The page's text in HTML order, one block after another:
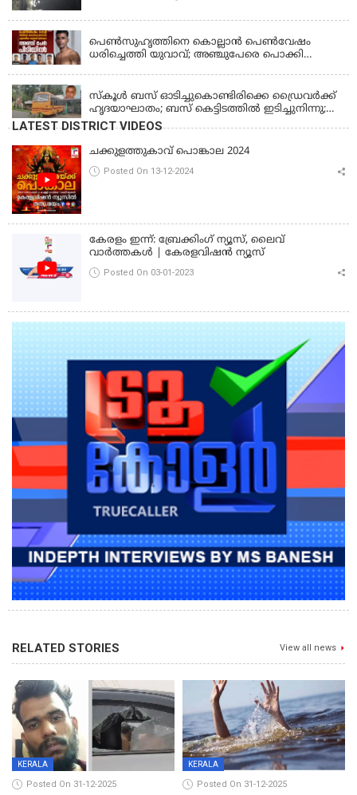
പെണ്‍സുഹൃത്തിനെ കൊല്ലാന്‍ പെണ്‍വേഷം
ധരിച്ചെത്തി യുവാവ്; അഞ്ചുപേരെ പൊക്കി
സ്കൂൾ ബസ് ഓടിച്ചുകൊണ്ടിരിക്കെ ഡ്രൈവർക്ക്
ഹൃദയാഘാതം; ബസ് കെട്ടിടത്തിൽ ഇടിച്ചുനിന്നു;
ഡ്രൈവർ മരിച്ചു, രണ്ട് കുട്ടികൾക്ക് പരിക്ക്
LATEST DISTRICT VIDEOS
ചക്കുളത്തുകാവ് പൊങ്കാല 2024
Posted On 13-12-2024
കേരളം ഇന്ന്: ബ്രേക്കിംഗ് ന്യൂസ്, ലൈവ്
വാർത്തകൾ | കേരളവിഷൻ ന്യൂസ്
Posted On 03-01-2023
RELATED STORIES View all news
KERALA
Posted On 31-12-2025
KERALA
Posted On 31-12-2025